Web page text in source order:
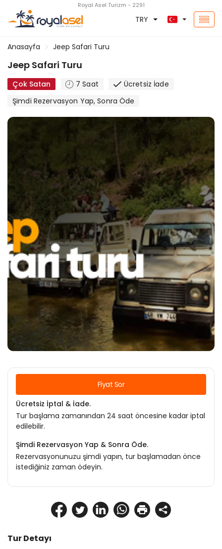
Royal Asel Turizm - 2291
TRY
Anasayfa Jeep Safari Turu
Jeep Safari Turu
Çok Satan 7 Saat
Ücretsiz İade
Şimdi Rezervasyon Yap, Sonra Öde
Tur Detayı
Fiyat Sor
Ücretsiz İptal & İade.
Tur başlama zamanından 24 saat öncesine kadar iptal
edilebilir.
Şimdi Rezervasyon Yap & Sonra Öde.
Rezervasyonunuzu şimdi yapın, tur başlamadan önce
istediğiniz zaman ödeyin.